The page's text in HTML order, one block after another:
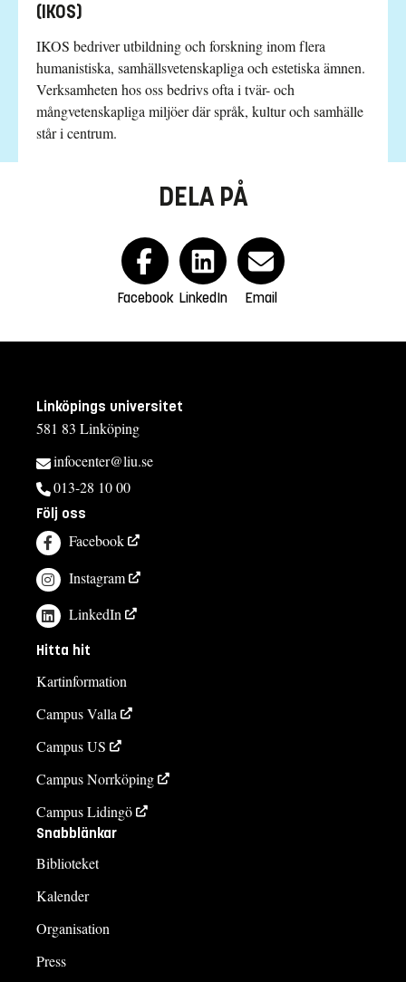
(IKOS)
IKOS bedriver utbildning och forskning inom flera
humanistiska, samhällsvetenskapliga och estetiska ämnen.
Verksamheten hos oss bedrivs ofta i tvär- och
mångvetenskapliga miljöer där språk, kultur och samhälle
står i centrum.
DELA PÅ
Facebook LinkedIn Email
Linköpings universitet
581 83 Linköping
infocenter@liu.se
013-28 10 00
Följ oss
Facebook
Instagram
LinkedIn
Hitta hit
Kartinformation
Campus Valla
Campus US
Campus Norrköping
Campus Lidingö
Snabblänkar
Biblioteket
Kalender
Organisation
Press